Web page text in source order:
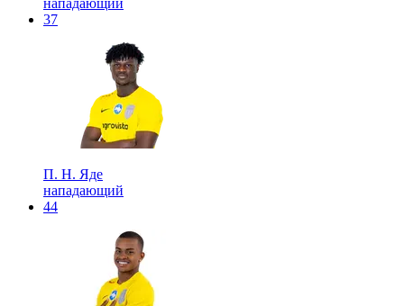
37
П. Н. Яде
нападающий
44